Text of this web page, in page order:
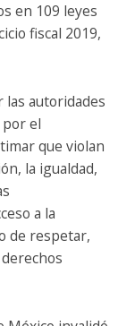
en 109 leyes
fiscal 2019,
autoridades
el
que violan
la igualdad,
a la
de respetar,